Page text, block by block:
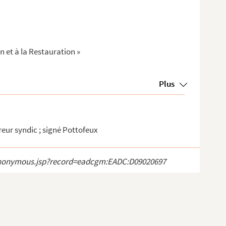
et à la Restauration »
Plus
syndic ; signé Pottofeux